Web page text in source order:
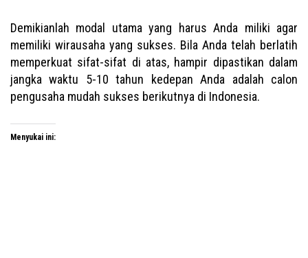
Demikianlah modal utama yang harus Anda miliki agar
memiliki wirausaha yang sukses. Bila Anda telah berlatih
memperkuat sifat-sifat di atas, hampir dipastikan dalam
jangka waktu 5-10 tahun kedepan Anda adalah calon
pengusaha mudah sukses berikutnya di Indonesia.
Menyukai ini: